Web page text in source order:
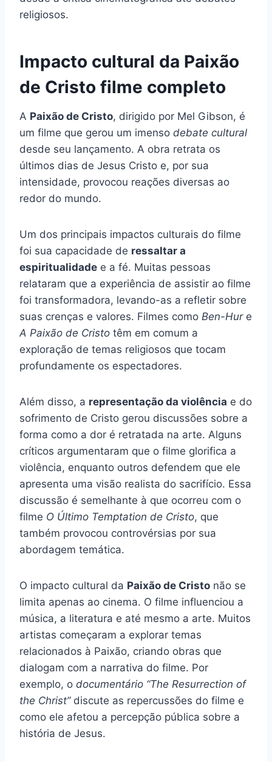
religiosos.
Impacto cultural da Paixão
de Cristo filme completo
A Paixão de Cristo, dirigido por Mel Gibson, é
um filme que gerou um imenso debate cultural
desde seu lançamento. A obra retrata os
últimos dias de Jesus Cristo e, por sua
intensidade, provocou reações diversas ao
redor do mundo.
Um dos principais impactos culturais do filme
foi sua capacidade de ressaltar a
espiritualidade e a fé. Muitas pessoas
relataram que a experiência de assistir ao filme
foi transformadora, levando-as a refletir sobre
suas crenças e valores. Filmes como Ben-Hure
A Paixão de Cristo têm em comum a
exploração de temas religiosos que tocam
profundamente os espectadores.
Além disso, a representação da violência e do
sofrimento de Cristo gerou discussões sobre a
forma como a dor é retratada na arte. Alguns
críticos argumentaram que o filme glorifica a
violência, enquanto outros defendem que ele
apresenta uma visão realista do sacrifício. Essa
discussão é semelhante à que ocorreu com o
filme O Último Temptation de Cristo, que
também provocou controvérsias por sua
abordagem temática.
O impacto cultural da Paixão de Cristo não se
limita apenas ao cinema. O filme influenciou a
música, a literatura e até mesmo a arte. Muitos
artistas começaram a explorar temas
relacionados à Paixão, criando obras que
dialogam com a narrativa do filme. Por
exemplo, o documentário “The Resurrection of
the Christ”discute as repercussões do filme e
como ele afetou a percepção pública sobre a
história de Jesus.